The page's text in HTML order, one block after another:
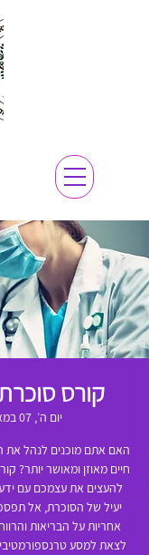
קורס סוכרת
יום ה׳, 07 במאי
האם אתם מוכנים לנהל את
חיים מאוזן ומאושר יותר?
להעצים את עצמכם עם ידע
יעיל של הסוכרת, אל
אחריות על הבריאות
לצאת למסע